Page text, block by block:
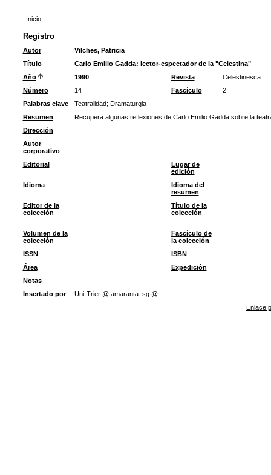
Inicio
Registro
Autor
Vilches, Patricia
Título
Carlo Emilio Gadda: lector-espectador de la "Celestina"
Año
1990 Revista
Celestinesca
Número
14 Fascículo
2
Palabras clave
Teatralidad; Dramaturgia
Resumen
Recupera algunas reflexiones de Carlo Emilio Gadda sobre la
Dirección
Autor
corporativo
Editorial
Lugar de
edición
Idioma
Idioma del
resumen
Editor de la
colección
Título de la
colección
Volumen de la
colección
Fascículo de
la colección
ISSN
ISBN
Área
Expedición
Notas
Insertado por
Uni-Trier @ amaranta_sg @
Enlace